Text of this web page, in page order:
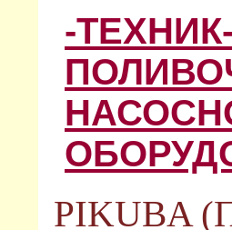
-
PIKUBA